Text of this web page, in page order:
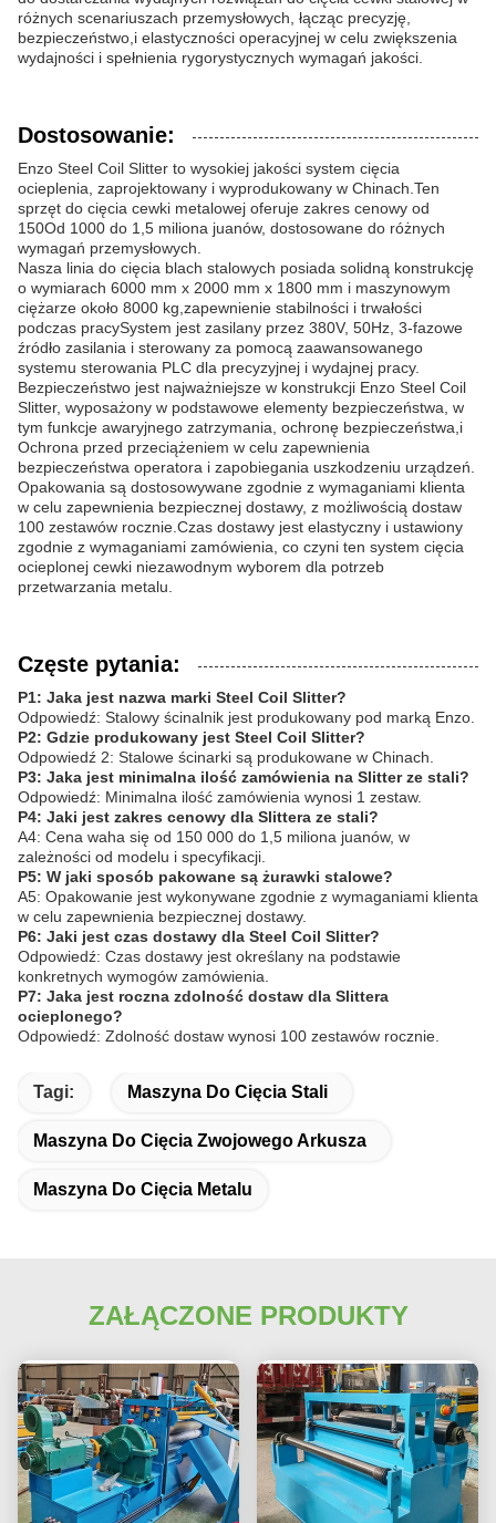
różnych scenariuszach przemysłowych, łącząc precyzję,
bezpieczeństwo,i elastyczności operacyjnej w celu zwiększenia
wydajności i spełnienia rygorystycznych wymagań jakości.
Dostosowanie:
Enzo Steel Coil Slitter to wysokiej jakości system cięcia
ocieplenia, zaprojektowany i wyprodukowany w Chinach.Ten
sprzęt do cięcia cewki metalowej oferuje zakres cenowy od
150Od 1000 do 1,5 miliona juanów, dostosowane do różnych
wymagań przemysłowych.
Nasza linia do cięcia blach stalowych posiada solidną konstrukcję
o wymiarach 6000 mm x 2000 mm x 1800 mm i maszynowym
ciężarze około 8000 kg,zapewnienie stabilności i trwałości
podczas pracySystem jest zasilany przez 380V, 50Hz, 3-fazowe
źródło zasilania i sterowany za pomocą zaawansowanego
systemu sterowania PLC dla precyzyjnej i wydajnej pracy.
Bezpieczeństwo jest najważniejsze w konstrukcji Enzo Steel Coil
Slitter, wyposażony w podstawowe elementy bezpieczeństwa, w
tym funkcje awaryjnego zatrzymania, ochronę bezpieczeństwa,i
Ochrona przed przeciążeniem w celu zapewnienia
bezpieczeństwa operatora i zapobiegania uszkodzeniu urządzeń.
Opakowania są dostosowywane zgodnie z wymaganiami klienta
w celu zapewnienia bezpiecznej dostawy, z możliwością dostaw
100 zestawów rocznie.Czas dostawy jest elastyczny i ustawiony
zgodnie z wymaganiami zamówienia, co czyni ten system cięcia
ocieplonej cewki niezawodnym wyborem dla potrzeb
przetwarzania metalu.
Częste pytania:
P1: Jaka jest nazwa marki Steel Coil Slitter?
Odpowiedź: Stalowy ścinalnik jest produkowany pod marką Enzo.
P2: Gdzie produkowany jest Steel Coil Slitter?
Odpowiedź 2: Stalowe ścinarki są produkowane w Chinach.
P3: Jaka jest minimalna ilość zamówienia na Slitter ze stali?
Odpowiedź: Minimalna ilość zamówienia wynosi 1 zestaw.
P4: Jaki jest zakres cenowy dla Slittera ze stali?
A4: Cena waha się od 150 000 do 1,5 miliona juanów, w
zależności od modelu i specyfikacji.
P5: W jaki sposób pakowane są żurawki stalowe?
A5: Opakowanie jest wykonywane zgodnie z wymaganiami klienta
w celu zapewnienia bezpiecznej dostawy.
P6: Jaki jest czas dostawy dla Steel Coil Slitter?
Odpowiedź: Czas dostawy jest określany na podstawie
konkretnych wymogów zamówienia.
P7: Jaka jest roczna zdolność dostaw dla Slittera
ocieplonego?
Odpowiedź: Zdolność dostaw wynosi 100 zestawów rocznie.
Tagi: Maszyna Do Cięcia Stali
Maszyna Do Cięcia Zwojowego Arkusza
Maszyna Do Cięcia Metalu
ZAŁĄCZONE PRODUKTY